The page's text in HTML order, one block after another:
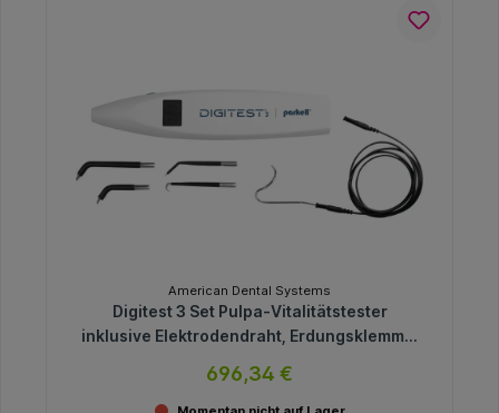
American Dental Systems
Digitest 3 Set Pulpa-Vitalitätstester
inklusive Elektrodendraht, Erdungsklemme,
696,34 €